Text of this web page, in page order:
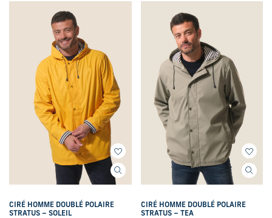
CIRÉ HOMME DOUBLÉ POLAIRE
STRATUS – SOLEIL
CIRÉ HOMME DOUBLÉ POLAIRE
STRATUS – TEA